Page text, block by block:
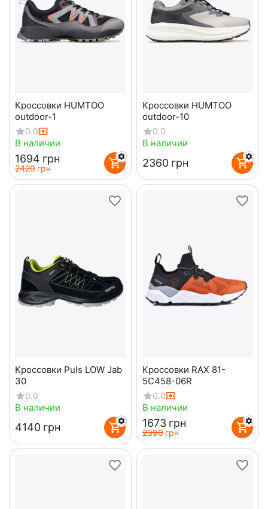
Кроссовки HUMTOO
outdoor-1
0.0
В наличии
‍1694‍ грн
‍2420‍ грн
Кроссовки HUMTOO
outdoor-10
0.0
В наличии
‍2360‍ грн
Кроссовки Puls LOW Jab
30
0.0
В наличии
‍4140‍ грн
Кроссовки RAX 81-
5C458-06R
0.0
В наличии
‍1673‍ грн
‍2390‍ грн